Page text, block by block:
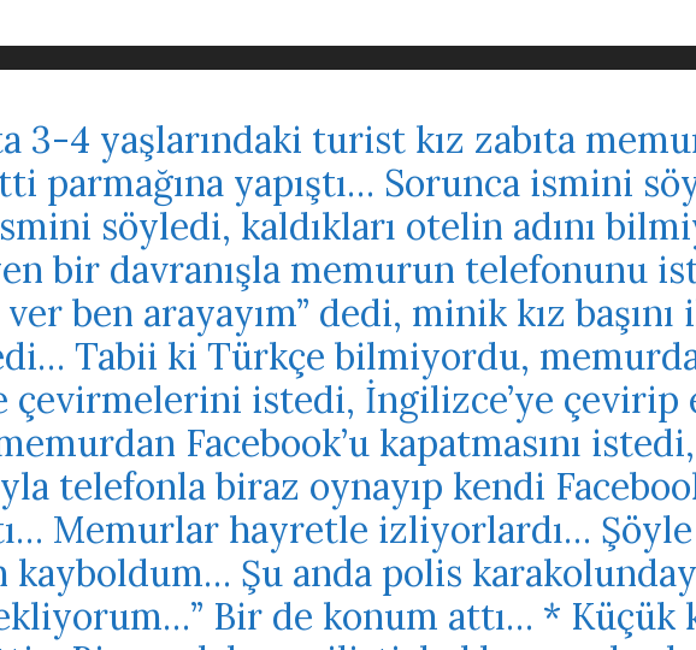
3-4 yaşlarındaki turist kız zabıta
parmağına yapıştı… Sorunca ismini
söyledi, kaldıkları otelin adını
bir davranışla memurun telefonunu
ver ben arayayım” dedi, minik kız
Tabii ki Türkçe bilmiyordu,
çevirmelerini istedi, İngilizce’ye
Facebook’u kapatmasını
telefonla biraz oynayıp kendi
Memurlar hayretle izliyorlardı… Şöyle
kayboldum… Şu anda polis
Bir de konum attı… * Küçük